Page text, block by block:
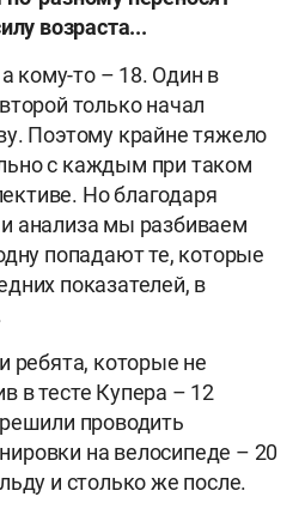
возраста...
кому-то – 18. Один в
только начал
Поэтому крайне тяжело
с каждым при таком
Но благодаря
анализа мы разбиваем
попадают те, которые
показателей, в
ребята, которые не
в тесте Купера – 12
проводить
на велосипеде – 20
и столько же после.